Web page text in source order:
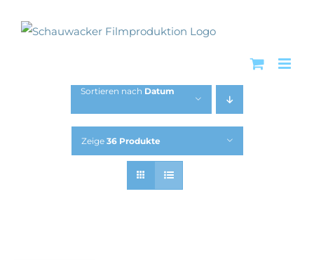
Inhalt
Sortieren nach Datum
Zeige 36 Produkte